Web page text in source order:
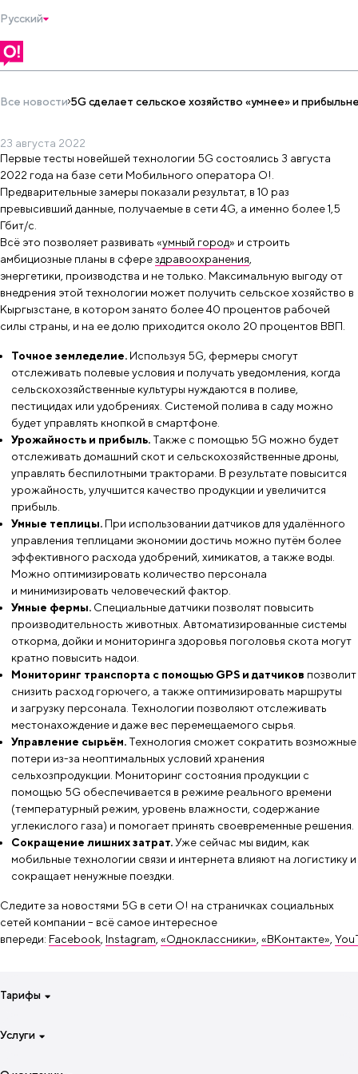
Русский
Все новости 5G сделает сельское хозяйство «умнее» и
23 августа 2022
5G сделает сельское хозяйство
Первые тесты новейшей технологии 5G состоялись 3 августа
Первые тесты новейшей технологии 5G состоялись 3 августа
2022 года на базе сети Мобильного оператора О!.
Предварительные замеры показали результат, в 10 раз
превысивший данные, получаемые в сети 4G, а именно более 1,5
Гбит/с.
Всё это позволяет развивать «умный город» и строить
амбициозные планы в сферездравоохранения
энергетики, производства и не только. Максимальную выгоду от
внедрения этой технологии может получить сельское хозяйство в
Кыргызстане, в котором занято более 40 процентов рабочей
силы страны, и на ее долю приходится около 20 процентов ВВП.
Точное земледелие. Используя 5G, фермеры смогут
отслеживать полевые условия и получать уведомления, когда
сельскохозяйственные культуры нуждаются в поливе,
пестицидах или удобрениях. Системой полива в саду можно
будет управлять кнопкой в смартфоне.
Урожайность и прибыль. Также с помощью 5G можно будет
отслеживать домашний скот и сельскохозяйственные дроны,
управлять беспилотными тракторами. В результате повысится
урожайность, улучшится качество продукции и увеличится
прибыль.
Умные теплицы. При использовании датчиков для удалённого
управления теплицами экономии достичь можно путём более
эффективного расхода удобрений, химикатов, а также воды.
Можно оптимизировать количество персонала
и минимизировать человеческий фактор.
Умные фермы. Специальные датчики позволят повысить
производительность животных. Автоматизированные системы
откорма, дойки и мониторинга здоровья поголовья скота могут
кратно повысить надои.
Мониторинг транспорта с помощью GPS и датчиков позволит
снизить расход горючего, а также оптимизировать маршруты
и загрузку персонала. Технологии позволяют отслеживать
местонахождение и даже вес перемещаемого сырья.
Управление сырьём. Технология сможет сократить возможные
потери из-за неоптимальных условий хранения
сельхозпродукции. Мониторинг состояния продукции с
помощью 5G обеспечивается в режиме реального времени
(температурный режим, уровень влажности, содержание
углекислого газа) и помогает принять своевременные решения.
Сокращение лишних затрат.Уже сейчас мы видим, как
мобильные технологии связи и интернета влияют на логистику и
сокращает ненужные поездки.
Следите за новостями 5G в сети О! на страничках социальных
сетей компании – всё самое интересное
впереди: Facebook Instagram «Одноклассники» «ВКонтакте»
Тарифы
Для смартфона на 4 недели
Услуги